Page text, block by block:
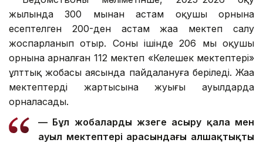
жылында 300 мыңнан астам оқушы орнына
есептелген 200-ден астам жаңа мектеп салу
жоспарланып отыр. Соның ішінде 206 мың оқушы
орнына арналған 112 мектеп «Келешек мектептері»
ұлттық жобасы аясында пайдалануға беріледі. Жаңа
мектептердің жартысына жуығы ауылдарда
орналасады.
— Бұл жобаларды жүзеге асыру қала мен
ауыл мектептері арасындағы алшақтықты